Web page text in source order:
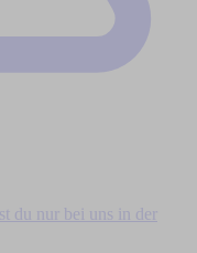
du nur bei uns in der